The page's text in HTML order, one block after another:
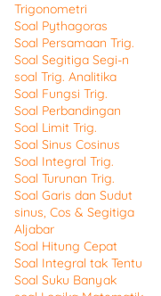
Trigonometri
Soal Pythagoras
Soal Persamaan Trig.
Soal Segitiga Segi-n
soal Trig. Analitika
Soal Fungsi Trig.
Soal Perbandingan
Soal Limit Trig.
Soal Sinus Cosinus
Soal Integral Trig.
Soal Turunan Trig.
Soal Garis dan Sudut
sinus, Cos & Segitiga
Aljabar
Soal Hitung Cepat
Soal Integral tak Tentu
Soal Suku Banyak